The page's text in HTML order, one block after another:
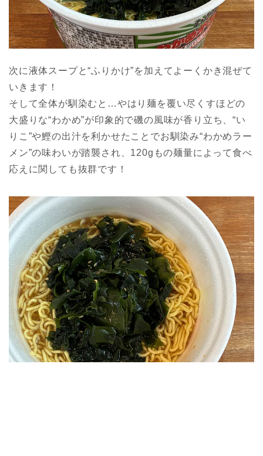
次に液体スープと“ふりかけ”を加えてよーくかき混ぜて
いきます！
そして全体が馴染むと…やはり麺を覆い尽くすほどの
大盛りな“わかめ”が印象的で磯の風味が香り立ち、“い
りこ”や鰹の出汁を利かせたことでお馴染み“わかめラー
メン”の味わいが踏襲され、120gもの麺量によって食べ
応えに関しても抜群です！